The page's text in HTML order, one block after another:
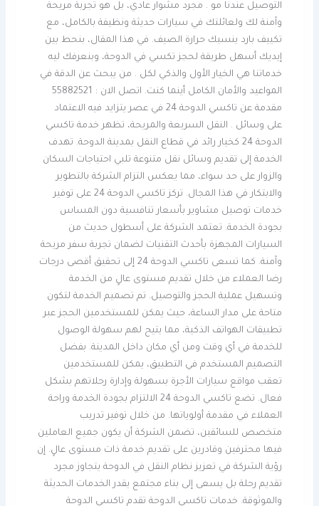
التوصيل عندنا مو . مجرد مشوار عادي، بل هو تجربة مريحة
وآمنة لك ولعائلتك في سيارات حديثة ونظيفة بالكامل، مع
تكييف بارد ينسيك حرارة الصيف. في هذا المقال، بنحط بين
إيديك أسهل طريقة لحجز تكسي في الدوحة، وبنعرفك ليه
خدماتنا هي الخيار الأول والذكي لكل . من يبحث عن الدقة في
المواعيد والأمان الكامل أينما كنت. اتصل الان : 55882521
مقدمة عن تاكسي الدوحة 24 في عصر يتزايد فيه الاعتماد
على وسائل . النقل السريعة والمريحة، تظهر خدمة تاكسي
الدوحة 24 كخيار رائد في قطاع النقل بمدينة الدوحة. تهدف
الخدمة إلى تقديم وسائل نقل متنوعة تلبي احتياجات السكان
والزوار على حد سواء، مما يعكس التزام الشركة بالتطوير
والابتكار في هذا المجال. تركز تاكسي الدوحة 24 على توفير
خدمات توصيل مشاوير بأسعار تنافسية دون المساس
بجودة الخدمة. تعتمد الشركة على أسطول حديث من
السيارات المجهزة بأحدث التقنيات لضمان تجربة سفر مريحة
وآمنة. كما تسعى تاكسي الدوحة 24 إلى تحقيق أقصى درجات
رضا العملاء من خلال تقديم مستوى عالٍ من الخدمة
وتسهيل عملية الحجز والتوصيل. تم تصميم الخدمة لتكون
متاحة على مدار الساعة، حيث يمكن للمستخدمين الحجز عبر
تطبيقات الهواتف الذكية، مما يتيح لهم سهولة الوصول
للخدمة في أي وقت ومن أي مكان داخل المدينة. بفضل
التصميم المستخدم في التطبيق، يمكن للمستخدمين
تعقب مواقع سيارات الأجرة بسهولة وإدارة رحلاتهم بشكل
فعال. تضع تاكسي الدوحة 24 الالتزام بجودة الخدمة وراحة
العملاء في مقدمة أولوياتها. من خلال توفير تدريب
متخصص للسائقين، تضمن الشركة أن يكون جميع العاملين
فيها محترفين وقادرين على تقديم خدمة ذات مستوى عالٍ. إن
رؤية الشركة في تعزيز نظام النقل في الدوحة يتجاوز مجرد
تقديم رحلة بل يسعى إلى بناء مجتمع يقدر الخدمات الحديثة
والموثوقة. خدمات تاكسي الدوحة تقدم تاكسي الدوحة